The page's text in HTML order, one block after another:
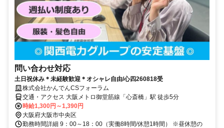
問い合わせ対応
土日祝休み＊未経験歓迎＊オシャレ自由/心四260818受
株式会社かんでんCSフォーラム
交通・アクセス 大阪メトロ御堂筋線「心斎橋」駅 徒歩5分
時給1,300円～1,390円
大阪府大阪市中央区
勤務時間詳細 9：00～18：00（実働8時間/休憩1時間） ※昼休憩の